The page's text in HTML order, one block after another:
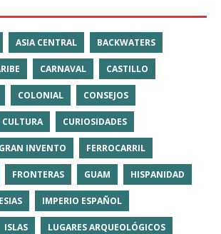
ASIA CENTRAL BACKWATERS
CARNAVAL CASTILLO
COLONIAL CONSEJOS
CULTURA CURIOSIDADES
INVENTO FERROCARRIL
FRONTERAS GUAM HISPANIDAD
IMPERIO ESPAÑOL
ISLAS LUGARES ARQUEOLÓGICOS